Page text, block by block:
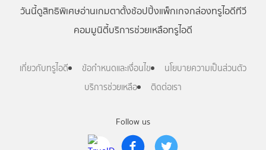
Follow us
วันนี้ดูสิทธิพิเศษอ่านเกมตาตั้งช้อปปิ้งแพ็กเกจกล่องทรูไอดีทีวี
คอมมูนิตี้บริการช่วยเหลือทรูไอดี
เกี่ยวกับทรูไอดี ข้อกำหนดและเงื่อนไข
นโยบายความเป็นส่วนตัว
บริการช่วยเหลือ
ติดต่อเรา